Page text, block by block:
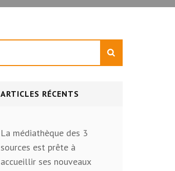
ARTICLES RÉCENTS
La médiathèque des 3
sources est prête à
accueillir ses nouveaux